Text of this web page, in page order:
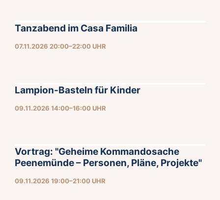
07.11.2026 20:00–22:00 UHR
Tanzabend im Casa Familia
09.11.2026 14:00–16:00 UHR
Lampion-Basteln für Kinder
09.11.2026 19:00–21:00 UHR
Vortrag: "Geheime Kommandosache
Peenemünde – Personen, Pläne, Projekte"